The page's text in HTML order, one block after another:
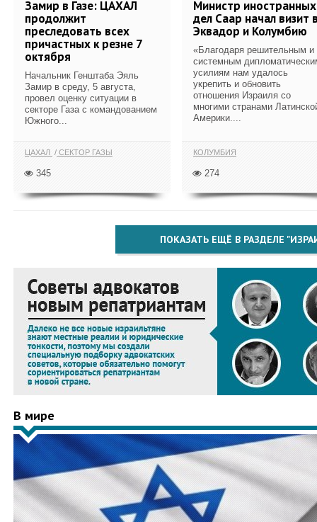
Замир в Газе: ЦАХАЛ
продолжит
преследовать всех
причастных к резне 7
октября
Начальник Генштаба Эяль
Замир в среду, 5 августа,
провел оценку ситуации в
секторе Газа с командованием
Южного...
ЦАХАЛ СЕКТОР ГАЗЫ
345
Министр иностранных
дел Саар начал визит
Эквадор и Колумбию
«Благодаря решительным и
системным
усилиям нам удалось
укрепить и обновить
отношения Израиля со
многими странами
Америки....
КОЛУМБИЯ
274
ПОКАЗАТЬ ЕЩЁ В РАЗДЕЛЕ
В мире